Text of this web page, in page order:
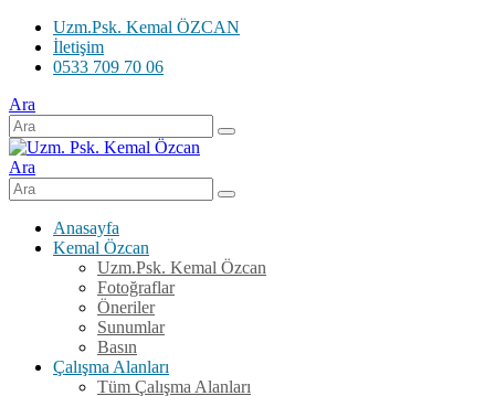
Uzm.Psk. Kemal ÖZCAN
İletişim
0533 709 70 06
Ara
Ara
Anasayfa
Kemal Özcan
Uzm.Psk. Kemal Özcan
Fotoğraflar
Öneriler
Sunumlar
Basın
Çalışma Alanları
Tüm Çalışma Alanları